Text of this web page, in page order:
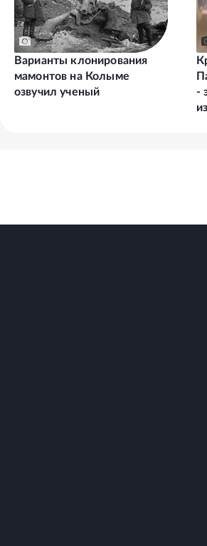
Варианты клонирования
мамонтов на Колыме
озвучил ученый
-